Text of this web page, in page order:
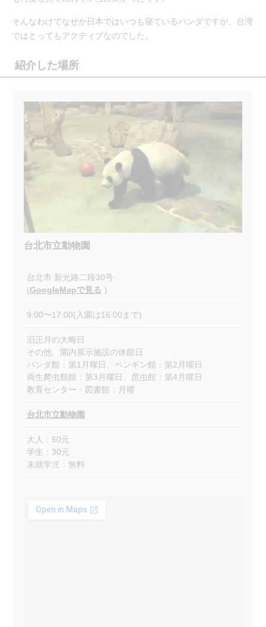
そんなわけでなぜか日本ではいつも寝ているパンダですが、台湾
ではとってもアクティブなのでした。
紹介した場所
台北市立動物園
台北市 新光路二段30号
(GoogleMapで見る )
9:00〜17:00(入園は16:00まで)
旧正月の大晦日
その他、園内展示施設の休館日
パンダ館：第1月曜日、ペンギン館：第2月曜日
両生爬虫類館：第3月曜日、昆虫館：第4月曜日
教育センター・図書館：月曜
台北市立動物園
大人：60元
学生：30元
未就学児：無料